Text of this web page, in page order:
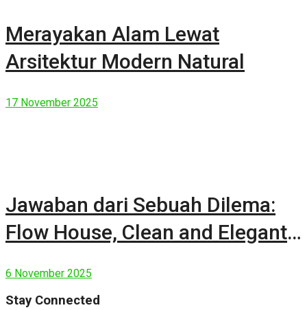
Merayakan Alam Lewat
Arsitektur Modern Natural
17 November 2025
Jawaban dari Sebuah Dilema:
Flow House, Clean and Elegant
6 November 2025
Stay Connected